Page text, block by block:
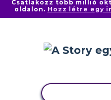
Csatlakozz több millió
oldalon. Hozz létre egy